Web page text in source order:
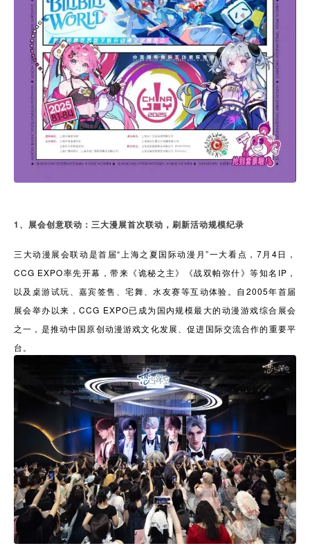
1、展会创意联动：三大漫展首次联动，刷新活动规模纪录
三大动漫展会联动是首届“上海之夏国际动漫月”一大看点，7月4日，
CCG EXPO率先开幕，带来《诡秘之主》《战双帕弥什》等知名IP，
以及桌游试玩、嘉宾签售、宅舞、水友赛等互动体验。自2005年首届
展会举办以来，CCG EXPO已成为国内规模最大的动漫游戏综合展会
之一，是推动中国原创动漫游戏文化发展、促进国际交流合作的重要平
台。